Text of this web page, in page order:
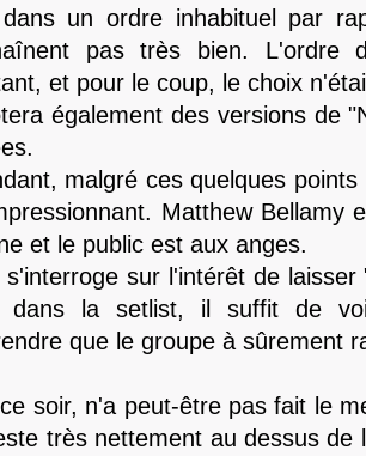
un ordre inhabituel par
pas très bien. L'ordre
et pour le coup, le choix
également des versions de
malgré ces quelques
Matthew Bellamy
et le public est aux anges.
s'interroge sur l'intérêt de
dans la setlist, il suffit de
que le groupe à sûrement
soir, n'a peut-être pas fait le
très nettement au dessus de